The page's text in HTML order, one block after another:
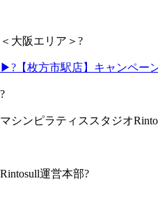
＜大阪エリア＞?
▶?【枚方市駅店】キャンペー
?
マシンピラティススタジオ
Rintosull運営本部?